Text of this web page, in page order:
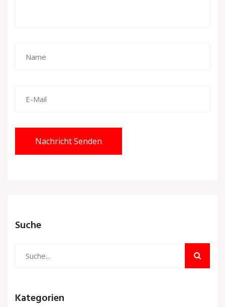
Nachricht Senden
Suche
Kategorien